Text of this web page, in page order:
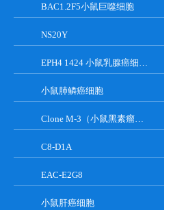
BAC1.2F5小鼠巨噬细胞
NS20Y
EPH4 1424 小鼠乳腺癌细胞系
小鼠肺鳞癌细胞
Clone M-3（小鼠黑素瘤细胞）
C8-D1A
EAC-E2G8
小鼠肝癌细胞